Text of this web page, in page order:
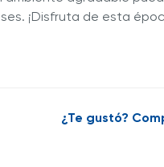
¡Disfruta de esta
¿Te gustó?